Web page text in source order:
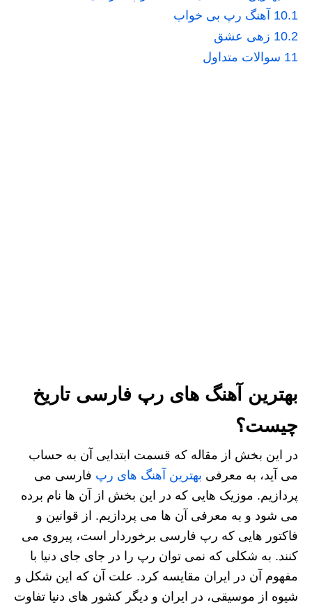
10.1 آهنگ رپ بی خواب
10.2 زهی عشق
11 سوالات متداول
بهترین آهنگ های رپ فارسی تاریخ
چیست؟
در این بخش از مقاله که قسمت ابتدایی آن به حساب
می آید، به معرفی بهترین آهنگ های رپ فارسی می
پردازیم. موزیک هایی که در این بخش از آن ها نام برده
می شود و به معرفی آن ها می پردازیم. از قوانین و
فاکتور هایی که رپ فارسی برخوردار است، پیروی می
کنند. به شکلی که نمی توان رپ را در جای جای دنیا با
مفهوم آن در ایران مقایسه کرد. علت آن که این شکل و
شیوه از موسیقی، در ایران و دیگر کشور های دنیا تفاوت